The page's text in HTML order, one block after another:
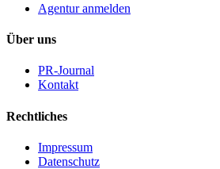
Agentur anmelden
Über uns
PR-Journal
Kontakt
Rechtliches
Impressum
Datenschutz